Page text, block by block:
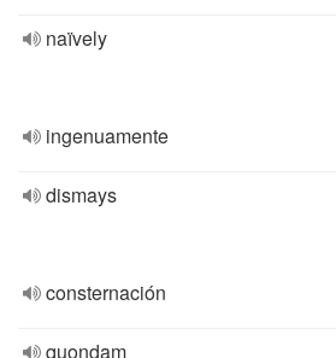
naïvely
ingenuamente
dismays
consternación
quondam